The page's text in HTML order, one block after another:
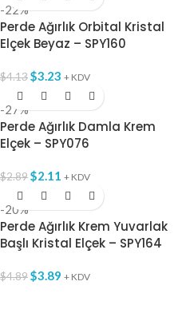
-22%
Perde Ağırlık Orbital Kristal
Elçek Beyaz – SPY160
$4.13$3.23 + KDV
-27%
Perde Ağırlık Damla Krem
Elçek – SPY076
$2.89$2.11 + KDV
-20%
Perde Ağırlık Krem Yuvarlak
Başlı Kristal Elçek – SPY164
$4.89$3.89 + KDV